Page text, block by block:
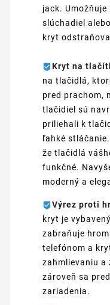
jack.
slúchadiel
kryt
Kryt na
na tlačidlá,
pred prachom,
tlačidiel sú
priliehali k
ľahké
že tlačidlá
funkčné.
moderný a
Výrez proti
kryt je
zabraňuje
telefónom a
zahmlievaniu
zároveň sa
zariadenia.